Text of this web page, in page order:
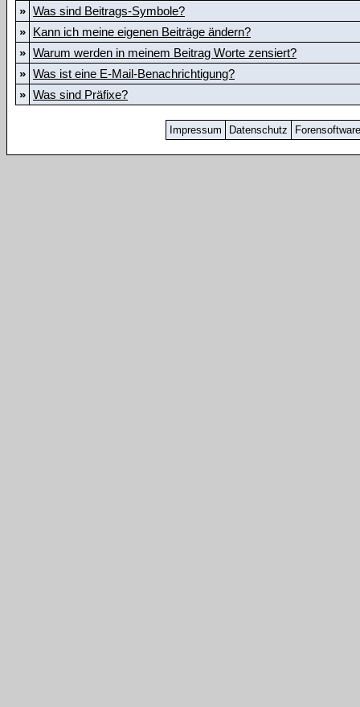
» Was sind Beitrags-Symbole?
» Kann ich meine eigenen Beiträge ändern?
» Warum werden in meinem Beitrag Worte zensiert?
» Was ist eine E-Mail-Benachrichtigung?
» Was sind Präfixe?
Impressum Datenschutz